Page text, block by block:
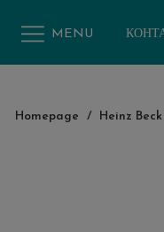
MENU
Homepage / Heinz